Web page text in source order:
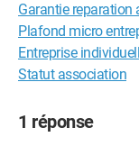
Garantie reparation
Plafond micro
Entreprise
Statut association
1 réponse